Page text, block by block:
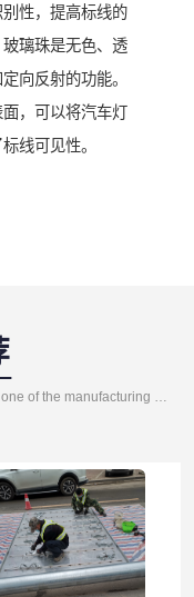
性，提高标线的
璃珠是无色、透
向反射的功能。
，可以将汽车灯
线可见性。